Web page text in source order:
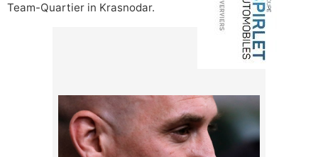
Team-Quartier in Krasnodar.